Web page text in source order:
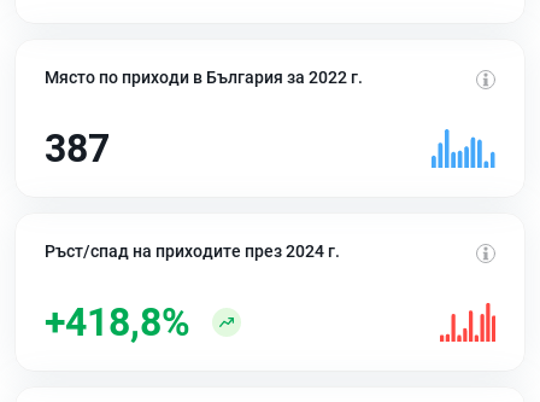
Място по приходи в България за 2022 г.
387
Ръст/спад на приходите през 2024 г.
+418,8%